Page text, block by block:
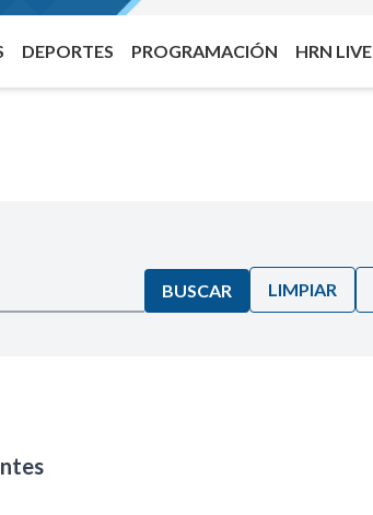
DEPORTES PROGRAMACIÓN HRN LIVE
BUSCAR LIMPIAR